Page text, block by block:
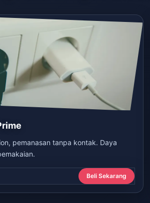
pemanasan tanpa kontak. Daya
Beli Sekarang